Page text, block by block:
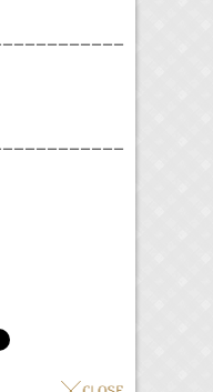
ーーーーーーーーーー
ーーーーーーーーーー